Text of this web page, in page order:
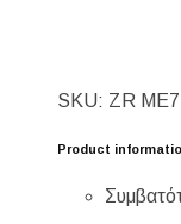
SKU: ZR
Product